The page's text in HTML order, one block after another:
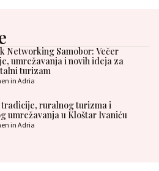
Networking Samobor: Večer
umrežavanja i novih ideja za
turizam
in Adria
tradicije, ruralnog turizma i
umrežavanja u Kloštar Ivaniću
in Adria